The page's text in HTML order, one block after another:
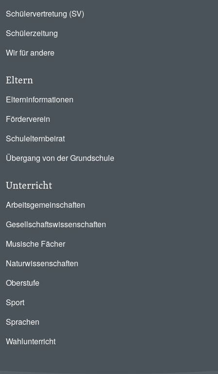
Schülervertretung (SV)
Schülerzeitung
Wir für andere
Eltern
Elterninformationen
Förderverein
Schulelternbeirat
Übergang von der Grundschule
Unterricht
Arbeitsgemeinschaften
Gesellschaftswissenschaften
Musische Fächer
Naturwissenschaften
Oberstufe
Sport
Sprachen
Wahlunterricht